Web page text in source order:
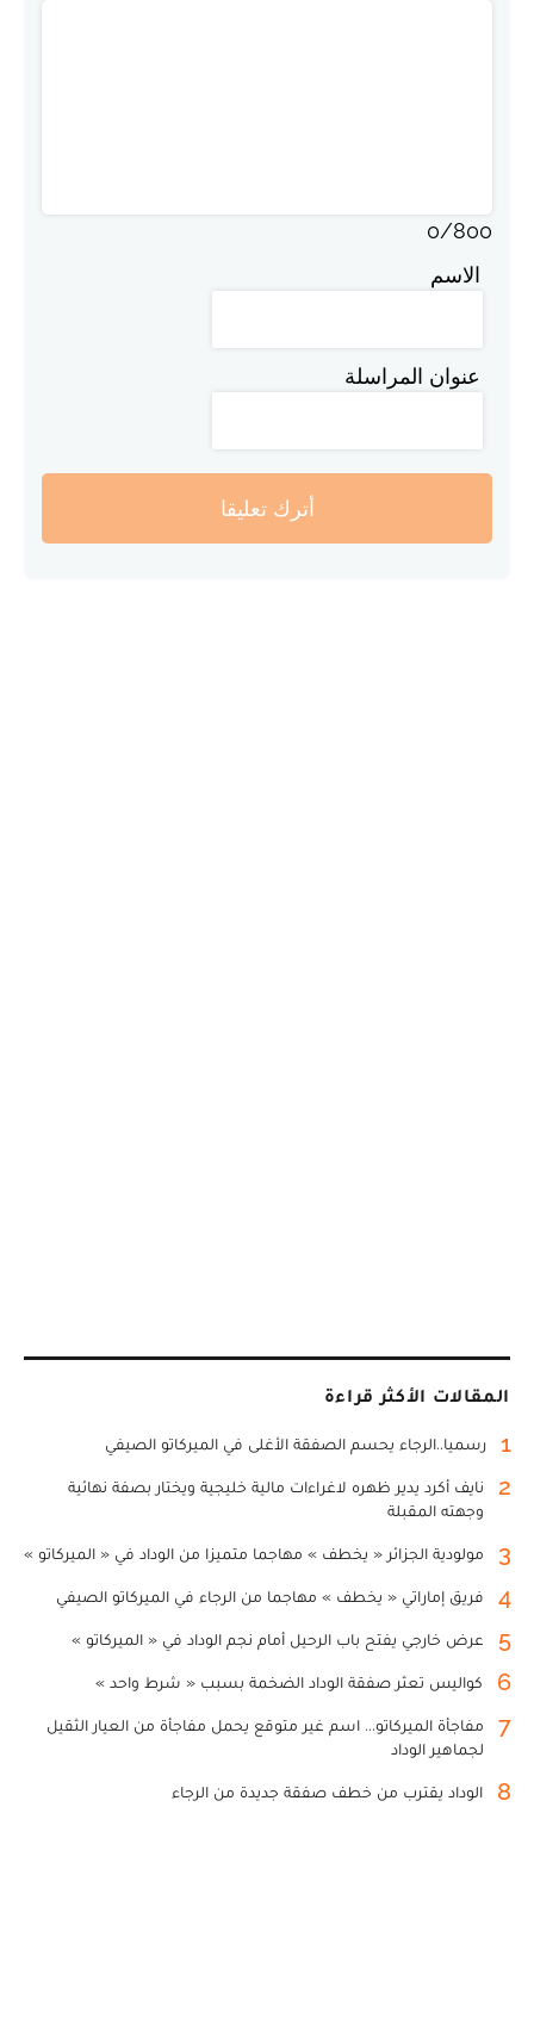
0/800
الاسم
عنوان المراسلة
أترك تعليقا
المقالات الأكثر قراءة
1 رسميا..الرجاء يحسم الصفقة الأغلى في الميركاتو الصيفي
2
نايف أكرد يدير ظهره لاغراءات مالية خليجية ويختار بصفة نهائية
وجهته المقبلة
3 مولودية الجزائر « يخطف » مهاجما متميزا من الوداد في « الميركاتو »
4 فريق إماراتي « يخطف » مهاجما من الرجاء في الميركاتو الصيفي
5 عرض خارجي يفتح باب الرحيل أمام نجم الوداد في « الميركاتو »
6 كواليس تعثر صفقة الوداد الضخمة بسبب « شرط واحد »
7
مفاجأة الميركاتو... اسم غير متوقع يحمل مفاجأة من العيار الثقيل
لجماهير الوداد
8 الوداد يقترب من خطف صفقة جديدة من الرجاء